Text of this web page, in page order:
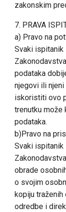
zakonskim
7. PRAVA
a) Pravo na
Svaki ispitanik
podataka
njegovi ili
iskoristiti ovo
trenutku može
podataka.
b)Pravo na
Svaki ispitanik
obrade
o svojim
kopiju traženih
odredbe i